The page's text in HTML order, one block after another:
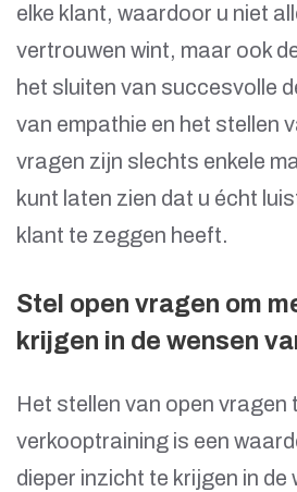
elke klant, waardoor u niet
vertrouwen wint, maar ook
het sluiten van succesvolle
van empathie en het stellen
vragen zijn slechts enkele
kunt laten zien dat u écht
klant te zeggen heeft.
Stel open vragen om
krijgen in de wensen
Het stellen van open vragen
verkooptraining is een
dieper inzicht te krijgen in de